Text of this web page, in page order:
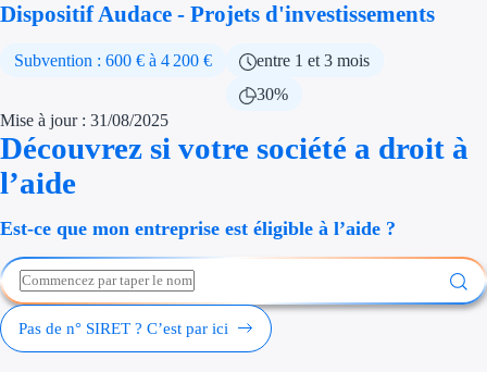
Aides RSE
Création
Cession
Dispositif Audace - Projets d'investissements
Subvention : 600 € à 4 200 €
entre 1 et 3 mois
30%
Mise à jour : 31/08/2025
Découvrez si votre société a droit à
l’aide
Est-ce que mon entreprise est éligible à l’aide ?
Pas de n° SIRET ? C’est par ici